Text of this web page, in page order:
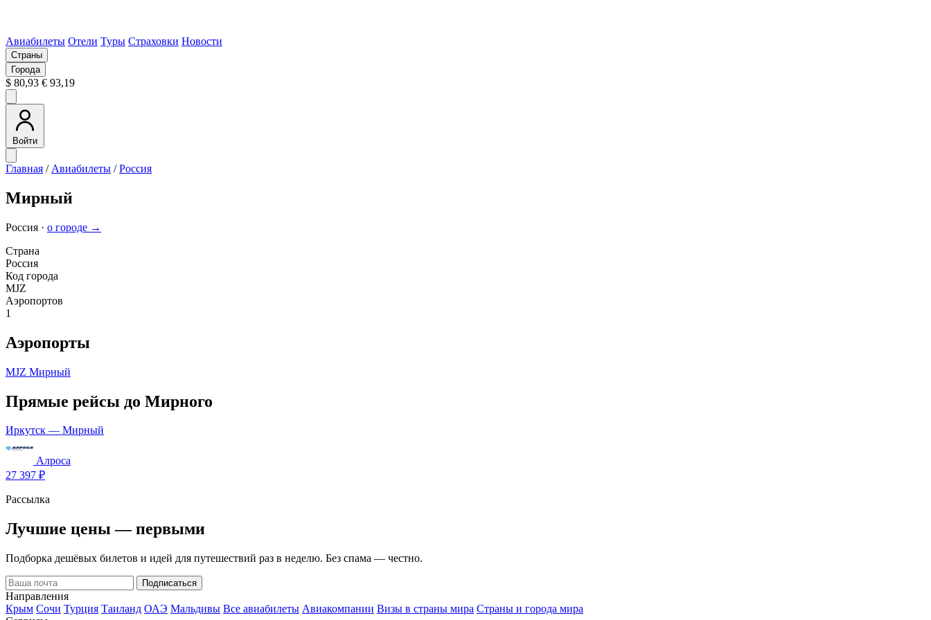
Авиабилеты Отели Туры Страховки Новости
Страны
Города
$ 80,93 € 93,19
Войти
Главная / Авиабилеты / Россия
Мирный
Россия · о городе →
Страна
Россия
Код города
MJZ
Аэропортов
1
Аэропорты
MJZ Мирный
Прямые рейсы до Мирного
Иркутск — Мирный
Алроса
27 397 ₽
Рассылка
Лучшие цены — первыми
Подборка дешёвых билетов и идей для путешествий раз в неделю. Без спама — честно.
Подписаться
Направления
Крым Сочи Турция Таиланд ОАЭ Мальдивы Все авиабилеты Авиакомпании Визы в страны мира Страны и города мира